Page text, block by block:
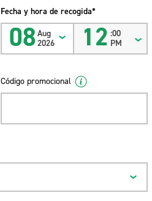
Fecha y hora de recogida*
08Aug
2026
12 :00
PM
Código promocional